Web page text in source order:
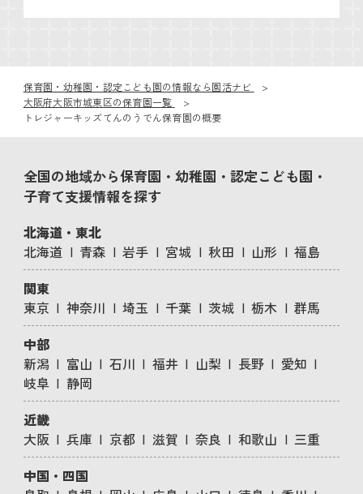
保育園・幼稚園・認定こども園の情報なら園活ナビ
大阪府大阪市城東区の保育園一覧
トレジャーキッズてんのうでん保育園の概要
全国の地域から保育園・幼稚園・認定こども園・
子育て支援情報を探す
北海道・東北
北海道
青森 岩手 宮城 秋田 山形
福島
関東
東京
神奈川 埼玉 千葉 茨城 栃木
群馬
中部
新潟
富山 石川 福井 山梨 長野
愛知
岐阜
静岡
近畿
大阪
兵庫 京都 滋賀 奈良 和歌山
三重
中国・四国